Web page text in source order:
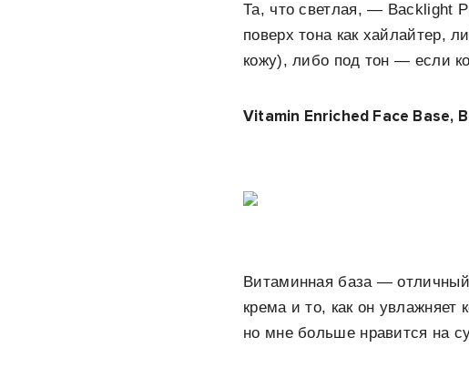
Та, что светлая, — Backlight
поверх тона как хайлайтер,
кожу), либо под тон — если
Vitamin Enriched Face Base,
Витаминная база —
крема и то, как он
но мне больше нравится на